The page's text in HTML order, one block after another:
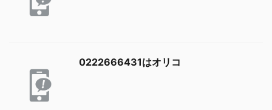
0222666431はオリコ